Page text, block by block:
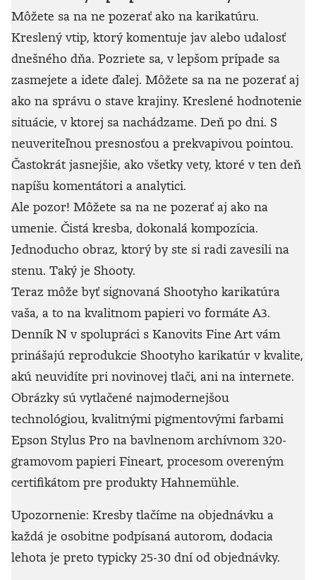
Môžete sa na ne pozerať ako na karikatúru.
Kreslený vtip, ktorý komentuje jav alebo udalosť
dnešného dňa. Pozriete sa, v lepšom prípade sa
zasmejete a idete ďalej. Môžete sa na ne pozerať aj
ako na správu o stave krajiny. Kreslené hodnotenie
situácie, v ktorej sa nachádzame. Deň po dni. S
neuveriteľnou presnosťou a prekvapivou pointou.
Častokrát jasnejšie, ako všetky vety, ktoré v ten deň
napíšu komentátori a analytici.
Ale pozor! Môžete sa na ne pozerať aj ako na
umenie. Čistá kresba, dokonalá kompozícia.
Jednoducho obraz, ktorý by ste si radi zavesili na
stenu. Taký je Shooty.
Teraz môže byť signovaná Shootyho karikatúra
vaša, a to na kvalitnom papieri vo formáte A3.
Denník N v spolupráci s Kanovits Fine Art vám
prinášajú reprodukcie Shootyho karikatúr v kvalite,
akú neuvidíte pri novinovej tlači, ani na internete.
Obrázky sú vytlačené najmodernejšou
technológiou, kvalitnými pigmentovými farbami
Epson Stylus Pro na bavlnenom archívnom 320-
gramovom papieri Fineart, procesom overeným
certifikátom pre produkty Hahnemühle.
Upozornenie: Kresby tlačíme na objednávku a
každá je osobitne podpísaná autorom, dodacia
lehota je preto typicky 25-30 dní od objednávky.